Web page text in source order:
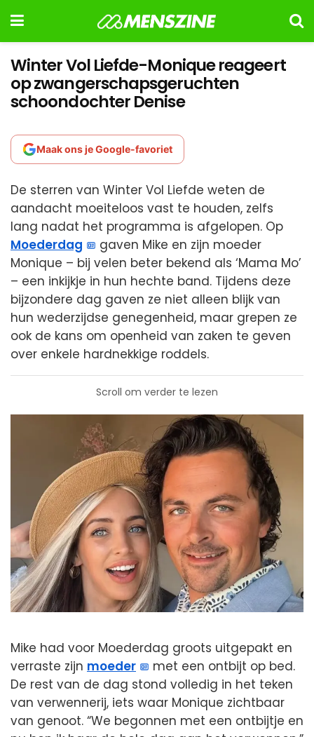
Winter Vol Liefde-Monique reageert
op zwangerschapsgeruchten
schoondochter Denise
Maak ons je Google-favoriet
De sterren van Winter Vol Liefde weten de
aandacht moeiteloos vast te houden, zelfs
lang nadat het programma is afgelopen. Op
Moederdag
gaven Mike en zijn moeder
Monique – bij velen beter bekend als ‘Mama Mo’
– een inkijkje in hun hechte band. Tijdens deze
bijzondere dag gaven ze niet alleen blijk van
hun wederzijdse genegenheid, maar grepen ze
ook de kans om openheid van zaken te geven
over enkele hardnekkige roddels.
Scroll om verder te lezen
Mike had voor Moederdag groots uitgepakt en
verraste zijn moeder
met een ontbijt op bed.
De rest van de dag stond volledig in het teken
van verwennerij, iets waar Monique zichtbaar
van genoot. “We begonnen met een ontbijtje en